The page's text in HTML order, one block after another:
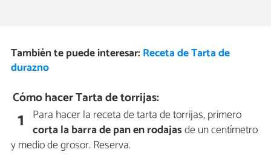
También te puede interesar: Receta de Tarta de
durazno
Cómo hacer Tarta de torrijas:
1 Para hacer la receta de tarta de torrijas, primero
corta la barra de pan en rodajasde un centímetro
y medio de grosor. Reserva.